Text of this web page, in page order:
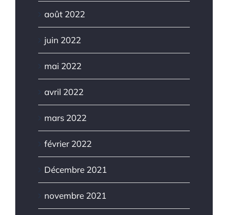
août 2022
juin 2022
mai 2022
avril 2022
mars 2022
février 2022
Décembre 2021
novembre 2021